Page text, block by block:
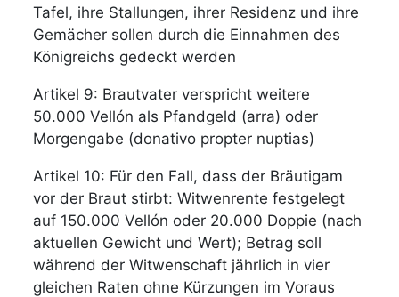
Tafel, ihre Stallungen, ihrer Residenz und ihre
Gemächer sollen durch die Einnahmen des
Königreichs gedeckt werden
Artikel 9: Brautvater verspricht weitere
50.000 Vellón als Pfandgeld (arra) oder
Morgengabe (donativo propter nuptias)
Artikel 10: Für den Fall, dass der Bräutigam
vor der Braut stirbt: Witwenrente festgelegt
auf 150.000 Vellón oder 20.000 Doppie (nach
aktuellen Gewicht und Wert); Betrag soll
während der Witwenschaft jährlich in vier
gleichen Raten ohne Kürzungen im Voraus